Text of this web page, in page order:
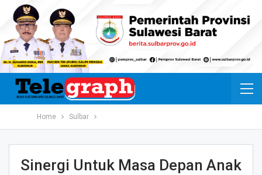
Home Sulbar
Sinergi Untuk Masa Depan Anak